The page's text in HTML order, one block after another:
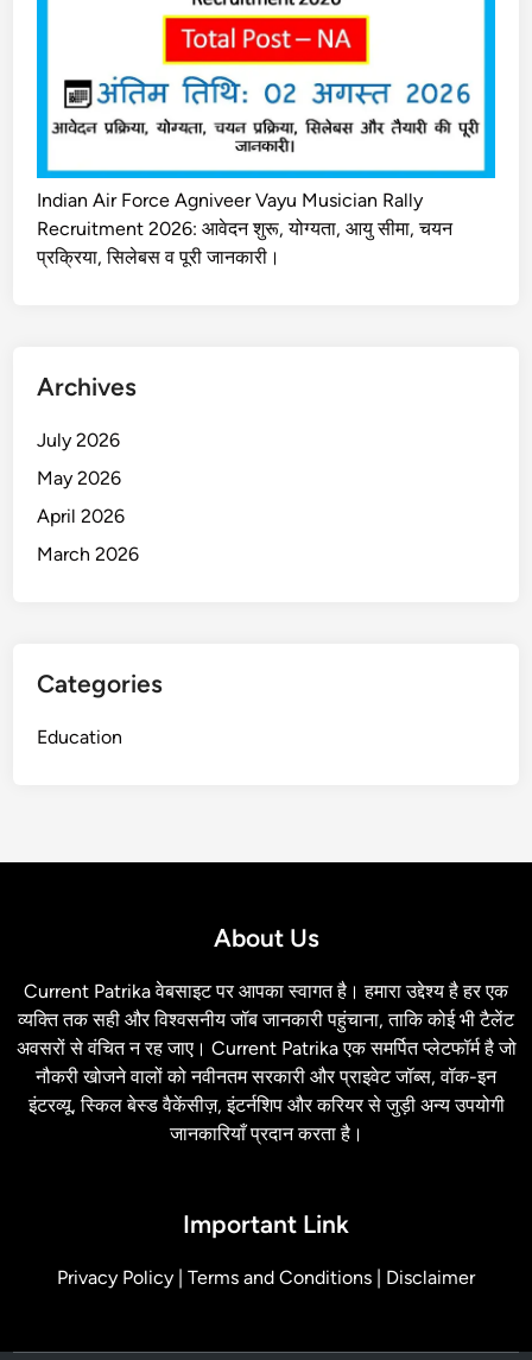
Indian Air Force Agniveer Vayu Musician Rally
Recruitment 2026: आवेदन शुरू, योग्यता, आयु सीमा, चयन
प्रक्रिया, सिलेबस व पूरी जानकारी।
Archives
July 2026
May 2026
April 2026
March 2026
Categories
Education
About Us
Current Patrika वेबसाइट पर आपका स्‍वागत है। हमारा उद्देश्य है हर एक
व्यक्ति तक सही और विश्वसनीय जॉब जानकारी पहुंचाना, ताकि कोई भी टैलेंट
अवसरों से वंचित न रह जाए। Current Patrika एक समर्पित प्लेटफॉर्म है जो
नौकरी खोजने वालों को नवीनतम सरकारी और प्राइवेट जॉब्स, वॉक-इन
इंटरव्यू, स्किल बेस्ड वैकेंसीज़, इंटर्नशिप और करियर से जुड़ी अन्य उपयोगी
जानकारियाँ प्रदान करता है।
Important Link
Privacy Policy | Terms and Conditions | Disclaimer